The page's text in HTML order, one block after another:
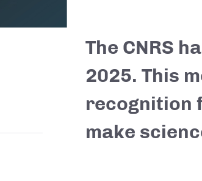
The CNRS
2025. This
recognition
make